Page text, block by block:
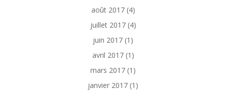
août 2017(4)
juillet 2017(4)
juin 2017 (1)
avril 2017(1)
mars 2017 (1)
janvier 2017 (1)